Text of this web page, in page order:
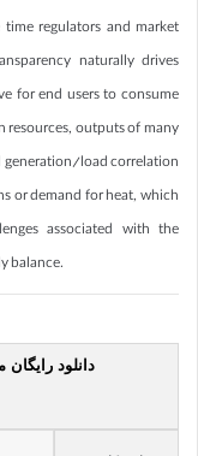
regulators and market
naturally drives
for end users to consume
resources, outputs of many
load correlation
or demand for heat, which
associated with the
balance.
دانلود